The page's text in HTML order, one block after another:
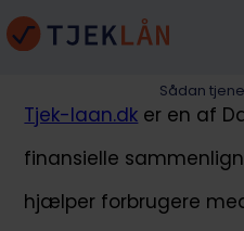
Sådan
Tjek-laan.dk er en af
finansielle
hjælper forbrugere